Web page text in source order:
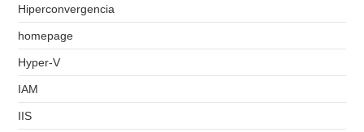
Hiperconvergencia
homepage
Hyper-V
IAM
IIS